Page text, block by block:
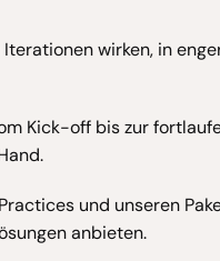
wirken, in
Kick-off bis zur
und unseren
anbieten.